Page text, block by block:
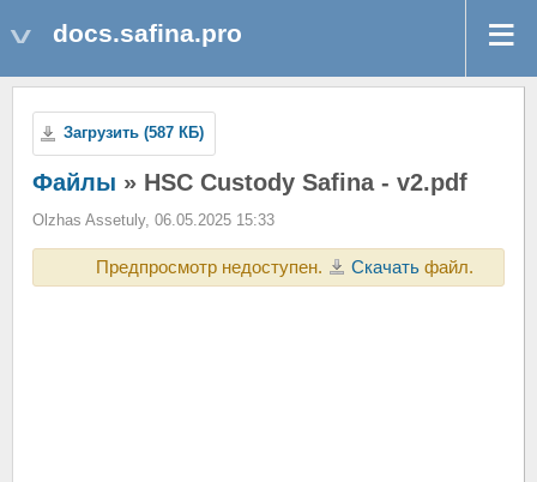
docs.safina.pro
Загрузить (587 КБ)
Файлы » HSC Custody Safina - v2.pdf
Olzhas Assetuly, 06.05.2025 15:33
Предпросмотр недоступен. Скачатьфайл.